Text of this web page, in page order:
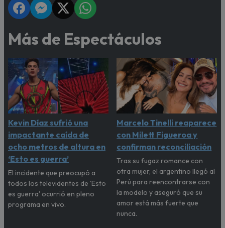
Más de Espectáculos
Kevin Díaz sufrió una
impactante caída de
ocho metros de altura en
‘Esto es guerra’
El incidente que preocupó a
todos los televidentes de 'Esto
es guerra' ocurrió en pleno
programa en vivo.
Marcelo Tinelli reaparece
con Milett Figueroa y
confirman reconciliación
Tras su fugaz romance con
otra mujer, el argentino llegó al
Perú para reencontrarse con
la modelo y aseguró que su
amor está más fuerte que
nunca.